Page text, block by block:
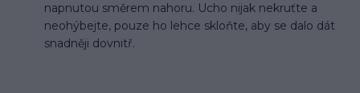
napnutou směrem nahoru. Ucho nijak nekruťte a
neohýbejte, pouze ho lehce skloňte, aby se dalo dát
snadněji dovnitř.